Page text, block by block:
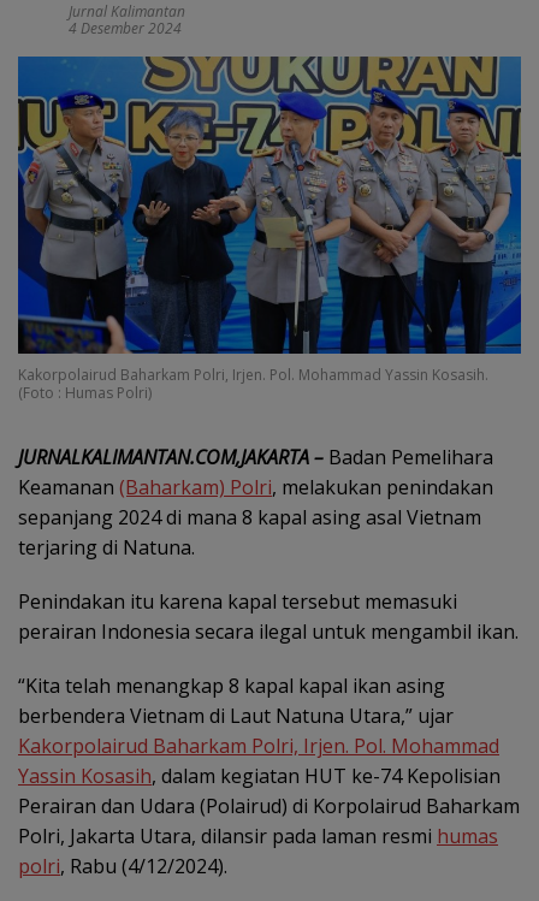
Jurnal Kalimantan
4 Desember 2024
Kakorpolairud Baharkam Polri, Irjen. Pol. Mohammad Yassin Kosasih.
(Foto : Humas Polri)
JURNALKALIMANTAN.COM,JAKARTA – Badan Pemelihara
Keamanan (Baharkam) Polri, melakukan penindakan
sepanjang 2024 di mana 8 kapal asing asal Vietnam
terjaring di Natuna.
Penindakan itu karena kapal tersebut memasuki
perairan Indonesia secara ilegal untuk mengambil ikan.
“Kita telah menangkap 8 kapal kapal ikan asing
berbendera Vietnam di Laut Natuna Utara,” ujar
Kakorpolairud Baharkam Polri, Irjen. Pol. Mohammad
Yassin Kosasih, dalam kegiatan HUT ke-74 Kepolisian
Perairan dan Udara (Polairud) di Korpolairud Baharkam
Polri, Jakarta Utara, dilansir pada laman resmi humas
polri, Rabu (4/12/2024).